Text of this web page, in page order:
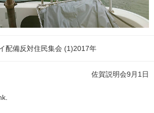
備反対住民集会 (1)2017年
佐賀説明会9月1日